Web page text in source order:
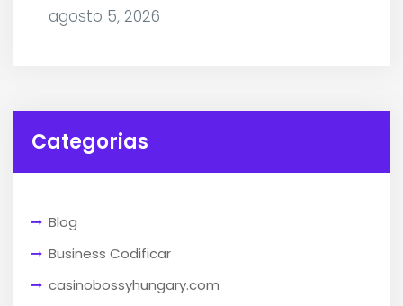
agosto 5, 2026
Categorias
Blog
Business Codificar
casinobossyhungary.com